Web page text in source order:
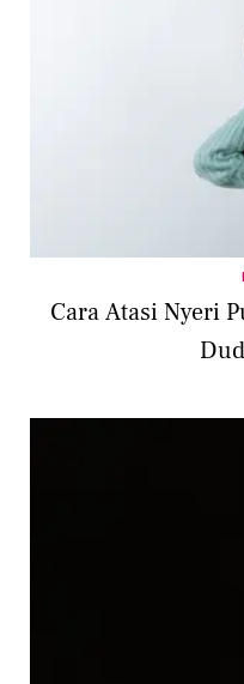
Cara Atasi Nyeri